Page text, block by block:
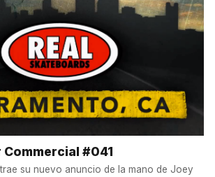
Commercial #‬041
su nuevo anuncio de la mano de Joey